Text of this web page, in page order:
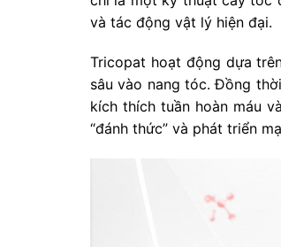
và tác động vật lý hiện đại.
Tricopat hoạt động dựa
sâu vào nang tóc. Đồng
kích thích tuần hoàn máu
“đánh thức” và phát triển